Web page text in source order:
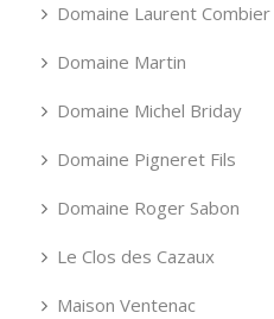
Domaine Laurent Combier
Domaine Martin
Domaine Michel Briday
Domaine Pigneret Fils
Domaine Roger Sabon
Le Clos des Cazaux
Maison Ventenac